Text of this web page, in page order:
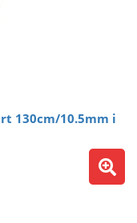
130cm/10.5mm i